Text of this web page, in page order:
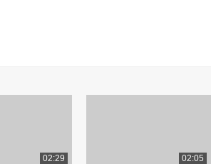
02:29 02:05